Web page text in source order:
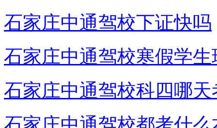
石家庄中通驾校下证快吗
石家庄中通驾校寒假学生
石家庄中通驾校科四哪天